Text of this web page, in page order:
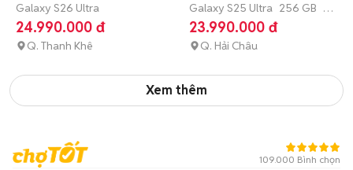
VN
Galaxy S26 Ultra
24.990.000 đ
Q. Thanh Khê
openbox Mới 100%
Galaxy S25 Ultra 256 GB 7-
12 tháng
23.990.000 đ
Q. Hải Châu
Xem thêm
109.000 Bình chọn